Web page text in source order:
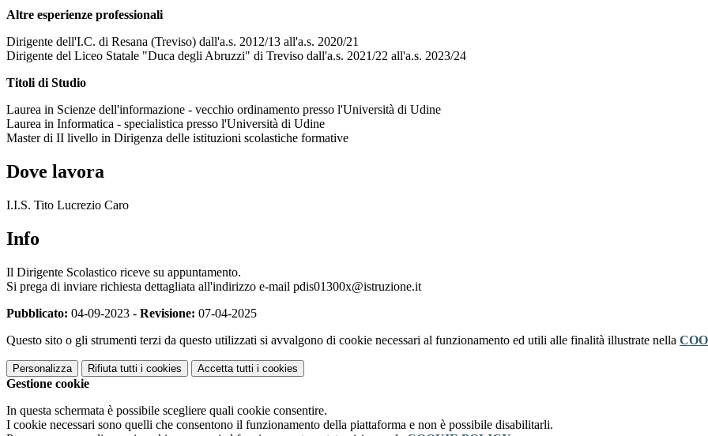
Altre esperienze professionali
Dirigente dell'I.C. di Resana (Treviso) dall'a.s. 2012/13 all'a.s. 2020/21
Dirigente del Liceo Statale "Duca degli Abruzzi" di Treviso dall'a.s. 2021/22 all'a.s. 2023/24
Titoli di Studio
Laurea in Scienze dell'informazione - vecchio ordinamento presso l'Università di Udine
Laurea in Informatica - specialistica presso l'Università di Udine
Master di II livello in Dirigenza delle istituzioni scolastiche formative
Dove lavora
I.I.S. Tito Lucrezio Caro
Info
Il Dirigente Scolastico riceve su appuntamento.
Si prega di inviare richiesta dettagliata all'indirizzo e-mail pdis01300x@istruzione.it
Pubblicato: 04-09-2023 - Revisione: 07-04-2025
Questo sito o gli strumenti terzi da questo utilizzati si avvalgono di cookie necessari al funzionamento ed utili alle finalità illustrate nella
Personalizza Rifiuta tutti i cookies Accetta tutti i cookies
Gestione cookie
In questa schermata è possibile scegliere quali cookie consentire.
I cookie necessari sono quelli che consentono il funzionamento della piattaforma e non è possibile disabilitarli.